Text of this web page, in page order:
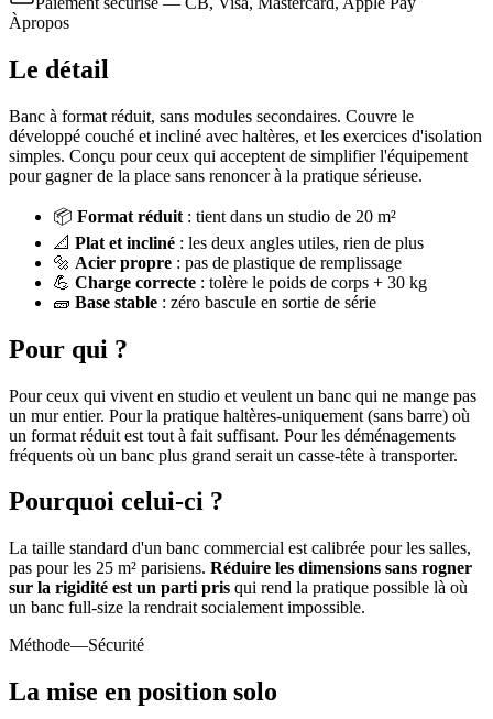
Àpropos
Le détail
Banc à format réduit, sans modules secondaires. Couvre le
développé couché et incliné avec haltères, et les exercices d'isolation
simples. Conçu pour ceux qui acceptent de simplifier l'équipement
pour gagner de la place sans renoncer à la pratique sérieuse.
📦 Format réduit : tient dans un studio de 20 m²
📐 Plat et incliné : les deux angles utiles, rien de plus
🔩 Acier propre : pas de plastique de remplissage
💪 Charge correcte : tolère le poids de corps + 30 kg
🧱 Base stable : zéro bascule en sortie de série
Pour qui ?
Pour ceux qui vivent en studio et veulent un banc qui ne mange pas
un mur entier. Pour la pratique haltères-uniquement (sans barre) où
un format réduit est tout à fait suffisant. Pour les déménagements
fréquents où un banc plus grand serait un casse-tête à transporter.
Pourquoi celui-ci ?
La taille standard d'un banc commercial est calibrée pour les salles,
pas pour les 25 m² parisiens. Réduire les dimensions sans rogner
sur la rigidité est un parti pris qui rend la pratique possible là où
un banc full-size la rendrait socialement impossible.
Méthode—Sécurité
La mise en position solo